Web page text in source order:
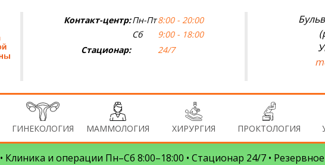
Контакт-центр:Пн-Пт
Сб
8:00 - 20:00
9:00 - 18:00
Стационар:
24/7
ГИНЕКОЛОГИЯ МАММОЛОГИЯ ХИРУРГИЯ ПРОКТОЛОГИЯ
• Клиника и операции Пн–Сб 8:00–18:00 • Стационар 24/7 •